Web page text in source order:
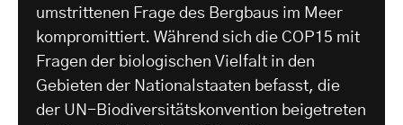
umstrittenen Frage des Bergbaus im Meer
kompromittiert. Während sich die COP15 mit
Fragen der biologischen Vielfalt in den
Gebieten der Nationalstaaten befasst, die
der UN-Biodiversitätskonvention beigetreten